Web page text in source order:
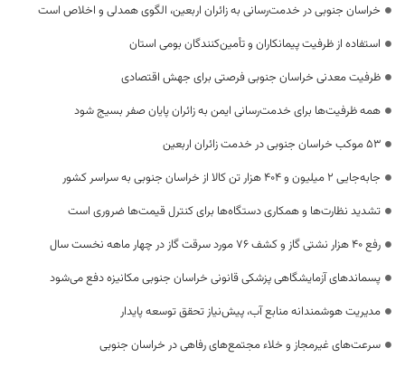
خراسان جنوبی در خدمت‌رسانی به زائران اربعین، الگوی همدلی و اخلاص است
استفاده از ظرفیت پیمانکاران و تأمین‌کنندگان بومی استان
ظرفیت معدنی خراسان جنوبی فرصتی برای جهش اقتصادی
همه ظرفیت‌ها برای خدمت‌رسانی ایمن به زائران پایان صفر بسیج شود
53 موکب خراسان جنوبی در خدمت زائران اربعین
جابه‌جایی 2 میلیون و 404 هزار تن کالا از خراسان جنوبی به سراسر کشور
تشدید نظارت‌ها و همکاری دستگاه‌ها برای کنترل قیمت‌ها ضروری است
رفع 40 هزار نشتی گاز و کشف 76 مورد سرقت گاز در چهار ماهه نخست سال
پسماندهای آزمایشگاهی پزشکی قانونی خراسان جنوبی مکانیزه دفع می‌شود
مدیریت هوشمندانه منابع آب، پیش‌نیاز تحقق توسعه پایدار
سرعت‌های غیرمجاز و خلاء مجتمع‌های رفاهی در خراسان جنوبی